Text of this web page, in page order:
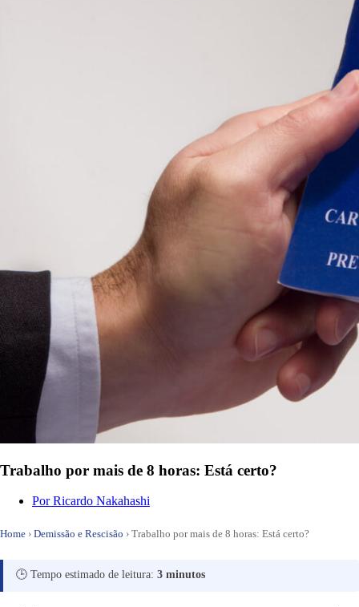
Trabalho por mais de 8 horas: Está certo?
PorRicardo Nakahashi
Home › Demissão e Rescisão › Trabalho por mais de 8 horas: Está certo?
🕒 Tempo estimado de leitura: 3 minutos